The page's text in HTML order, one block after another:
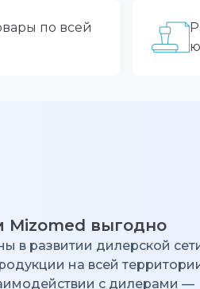
по всей
Mizomed выгодно
в развитии дилерской
на всей
с дилерами —